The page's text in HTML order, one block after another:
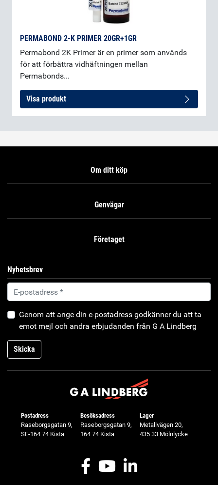
PERMABOND 2-K PRIMER 20GR+1GR
Permabond 2K Primer är en primer som används
för att förbättra vidhäftningen mellan
Permabonds...
Visa produkt
Om ditt köp
Genvägar
Företaget
Nyhetsbrev
Genom att ange din e-postadress godkänner du att ta
emot mejl och andra erbjudanden från G A Lindberg
Skicka
Postadress
Raseborgsgatan 9,
SE-164 74 Kista
Besöksadress
Raseborgsgatan 9,
164 74 Kista
Lager
Metallvägen 20,
435 33 Mölnlycke
FacebookYoutubeLinkedIn